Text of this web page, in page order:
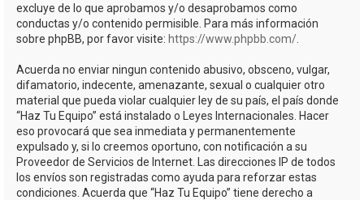
excluye de lo que aprobamos y/o desaprobamos como
conductas y/o contenido permisible. Para más información
sobre phpBB, por favor visite: https://www.phpbb.com/
Acuerda no enviar ningun contenido abusivo, obsceno, vulgar,
difamatorio, indecente, amenazante, sexual o cualquier otro
material que pueda violar cualquier ley de su país, el país donde
“Haz Tu Equipo” está instalado o Leyes Internacionales. Hacer
eso provocará que sea inmediata y permanentemente
expulsado y, si lo creemos oportuno, con notificación a su
Proveedor de Servicios de Internet. Las direcciones IP de todos
los envíos son registradas como ayuda para reforzar estas
condiciones. Acuerda que “Haz Tu Equipo” tiene derecho a